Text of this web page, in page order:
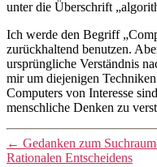
unter die Überschrift
Ich werde den Begriff
zurückhaltend benutzen.
ursprüngliche Verständnis
mir um diejenigen
Computers von Interesse
menschliche Denken zu
← Gedanken zum
Rationalen Entscheidens